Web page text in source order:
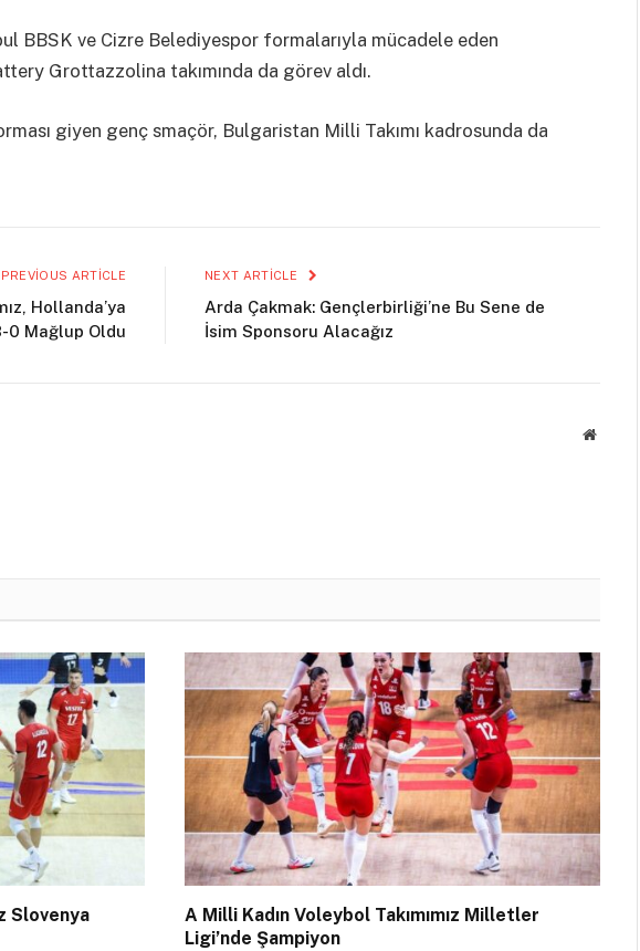
BBSK ve Cizre Belediyespor formalarıyla mücadele eden
Grottazzolina takımında da görev aldı.
giyen genç smaçör, Bulgaristan Milli Takımı kadrosunda da
PREVIOUS ARTICLE
Hollanda’ya
0 Mağlup Oldu
NEXT ARTICLE
Arda Çakmak: Gençlerbirliği’ne Bu Sene de
İsim Sponsoru Alacağız
Website
Slovenya
A Milli Kadın Voleybol Takımımız Milletler
Ligi’nde Şampiyon